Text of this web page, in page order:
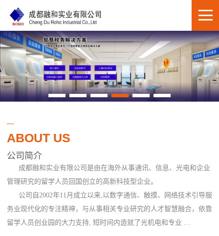
ABOUT US
公司简介
成都融和实业有限公司是由在海外从事通讯、信息、光电和企业
管理研究的留学人员回国创立的高新科技型企业。
公司自2002年11月成立以来,以数字通信、触摸、网络技术引导服
务业现代化的专注精神，与从事相关专业研究的人才智慧融合，依靠
留学人员创业园的大力支持, 短时间内造就了光机电和专业 …